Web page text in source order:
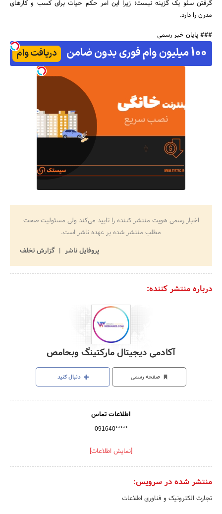
گرفتن سئو یک گزینه نیست؛ زیرا این امر حکم حیات برای کسب و کارهای
مدرن را دارد.
### پایان خبر رسمی
اخبار رسمی هویت منتشر کننده را تایید می‌کند ولی مسئولیت صحت
مطلب منتشر شده بر عهده ناشر است.
پروفایل ناشر
گزارش تخلف
درباره منتشر کننده:
آکادمی دیجیتال مارکتینگ وبحامص
صفحه رسمی دنبال کنید
اطلاعات تماس
091640*****
[نمایش اطلاعات]
منتشر شده در سرویس:
تجارت الکترونیک و فناوری اطلاعات